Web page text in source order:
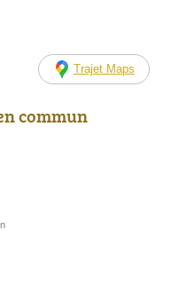
Trajet Maps
commun